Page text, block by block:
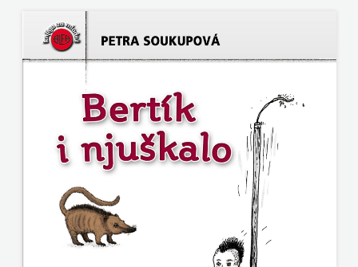
KNJIGA
Telegram
grupa
d.o.o.
TERAPIJA,
ZAGREB